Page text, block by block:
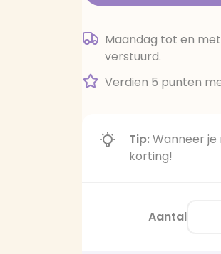
Maandag tot en
verstuurd.
Verdien 5 punten
Tip:Wanneer je
korting!
Aantal